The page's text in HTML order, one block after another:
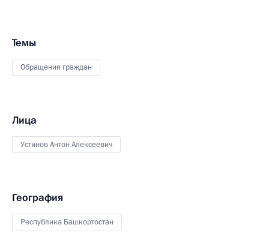
Темы
Обращения граждан
Лица
Устинов Антон Алексеевич
География
Республика Башкортостан